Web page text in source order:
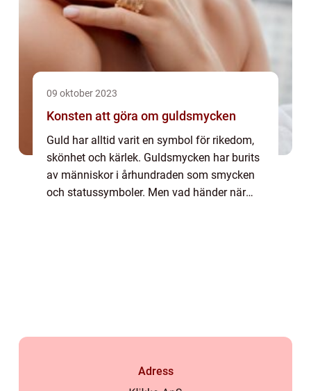
09 oktober 2023
Konsten att göra om guldsmycken
Guld har alltid varit en symbol för rikedom,
skönhet och kärlek. Guldsmycken har burits
av människor i århundraden som smycken
och statussymboler. Men vad händer när
Adress